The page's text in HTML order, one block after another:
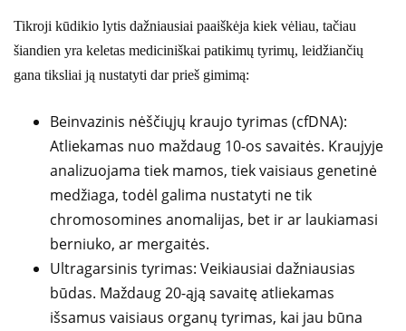
Tikroji kūdikio lytis dažniausiai paaiškėja kiek vėliau, tačiau
šiandien yra keletas mediciniškai patikimų tyrimų, leidžiančių
gana tiksliai ją nustatyti dar prieš gimimą:
Beinvazinis nėščiųjų kraujo tyrimas (cfDNA):
Atliekamas nuo maždaug 10-os savaitės. Kraujyje
analizuojama tiek mamos, tiek vaisiaus genetinė
medžiaga, todėl galima nustatyti ne tik
chromosomines anomalijas, bet ir ar laukiamasi
berniuko, ar mergaitės.
Ultragarsinis tyrimas: Veikiausiai dažniausias
būdas. Maždaug 20-ąją savaitę atliekamas
išsamus vaisiaus organų tyrimas, kai jau būna